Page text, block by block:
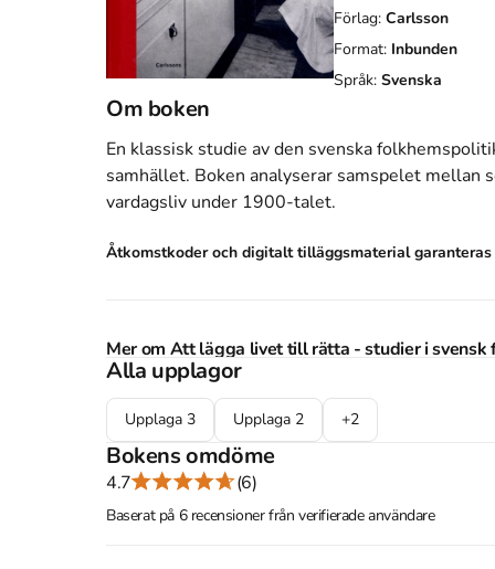
Förlag: Carlsson
Format: Inbunden
Språk: Svenska
Om boken
En klassisk studie av den svenska
samhället. Boken analyserar samspelet mellan
vardagsliv under 1900-talet.
Åtkomstkoder och digitalt tilläggsmaterial
Mer om Att lägga livet till rätta - studier i
2018 släpptes boken Att lägga livet till rätta -
Hirdman. Det är den 3e upplagan av kursboken.
djupgående information om samhälle och politik
Stockholm.
Köp boken Att lägga livet till rätta - studier i
pengar.
Alla upplagor
Upplaga 3 Upplaga 2 +2
Bokens omdöme
4.7 (6)
Baserat på 6 recensioner från verifierade användare